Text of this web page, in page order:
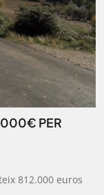
PER
812.000 euros